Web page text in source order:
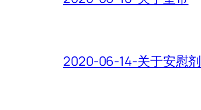
2020-06-14-关于安慰剂